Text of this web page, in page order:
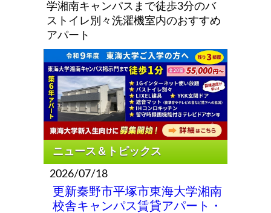
学湘南キャンパスまで徒歩3分のバ
ストイレ別々洗濯機室内のおすすめ
アパート
2026/07/18
更新秦野市平塚市東海大学湘南
校舎キャンパス賃貸アパート・